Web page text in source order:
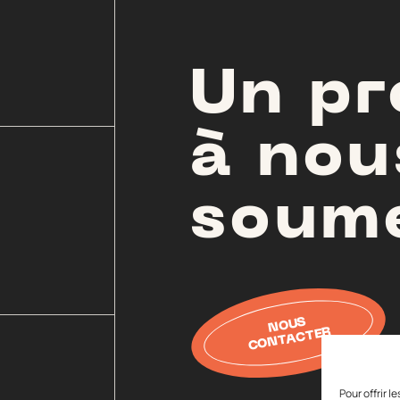
Pour offrir
Un
à
NOUS
CONTACTER